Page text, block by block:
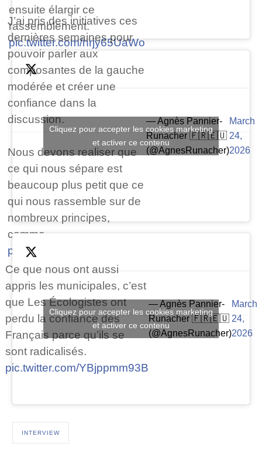
ensuite élargir ce
rassemblement.
pic.twitter.com/nrjy65UaWo
J’ai pris des initiatives ces
dernières semaines pour
pouvoir parler aux
composantes de la gauche
modérée et créer une
confiance dans la
discussion.
Nous devons realiser que
ce qui nous sépare est
beaucoup plus petit que ce
qui nous rassemble sur de
nombreux principes,
comme…
pic.twitter.com/vyX1Wmrfg6
— Agnès Pannier-
Runacher 🇫🇷🇪🇺
(@AgnesRunacher)
March
24,
2026
Cliquez pour accepter les cookies marketing
et activer ce contenu
Ce que nous ont aussi
appris les municipales, c’est
que Les Écologistes ont
perdu la confiance des
Français parce qu’ils se
sont radicalisés.
pic.twitter.com/YBjppmm93B
— Agnès Pannier-
Runacher 🇫🇷🇪🇺
(@AgnesRunacher)
March
24,
2026
Cliquez pour accepter les cookies marketing
et activer ce contenu
INTERVIEW